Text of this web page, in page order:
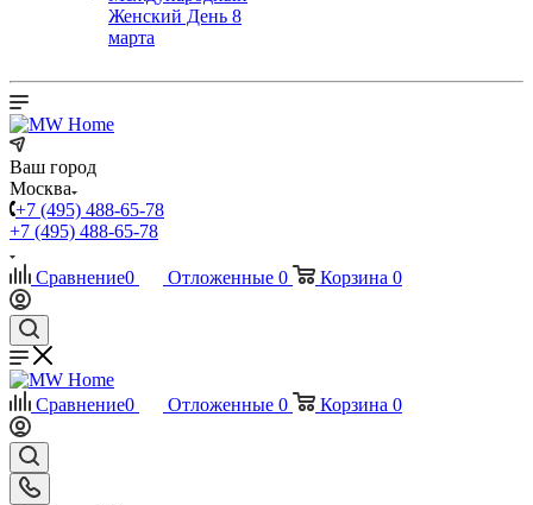
Женский День 8
марта
Ваш город
Москва
+7 (495) 488-65-78
+7 (495) 488-65-78
Сравнение0 Отложенные 0 Корзина 0
Сравнение0 Отложенные 0 Корзина 0